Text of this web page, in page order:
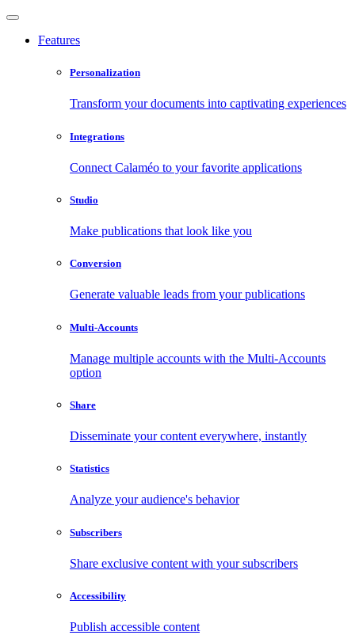
Features
Personalization
Transform your documents into captivating experiences
Integrations
Connect Calaméo to your favorite applications
Studio
Make publications that look like you
Conversion
Generate valuable leads from your publications
Multi-Accounts
Manage multiple accounts with the Multi-Accounts
option
Share
Disseminate your content everywhere, instantly
Statistics
Analyze your audience's behavior
Subscribers
Share exclusive content with your subscribers
Accessibility
Publish accessible content